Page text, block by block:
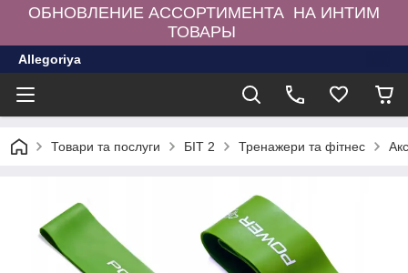
ОБНОВЛЕНИЕ АССОРТИМЕНТА НА ИНТИМ
ТОВАРЫ
Allegoriya
Товари та послуги БІТ 2 Тренажери та фітнес